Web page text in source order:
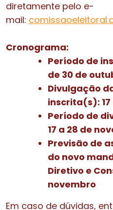
diretamente pelo e-
mail:
Cronograma:
Período de
de 30 de
Divulgação
inscrita(s):
Período de
17 a 28 de
Previsão de
do novo
Diretivo e
novembro
Em caso de dúvidas,